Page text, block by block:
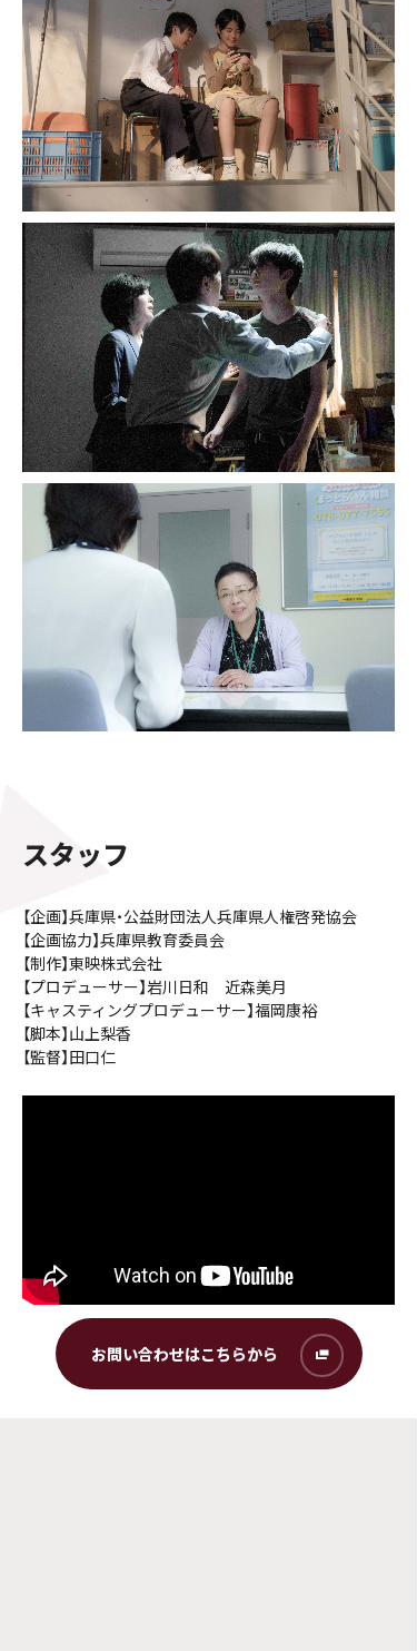
スタッフ
【企画】兵庫県・公益財団法人兵庫県人権啓発協会
【企画協力】兵庫県教育委員会
【制作】東映株式会社
【プロデューサー】岩川日和 近森美月
【キャスティングプロデューサー】福岡康裕
【脚本】山上梨香
【監督】田口仁
お問い合わせはこちらから